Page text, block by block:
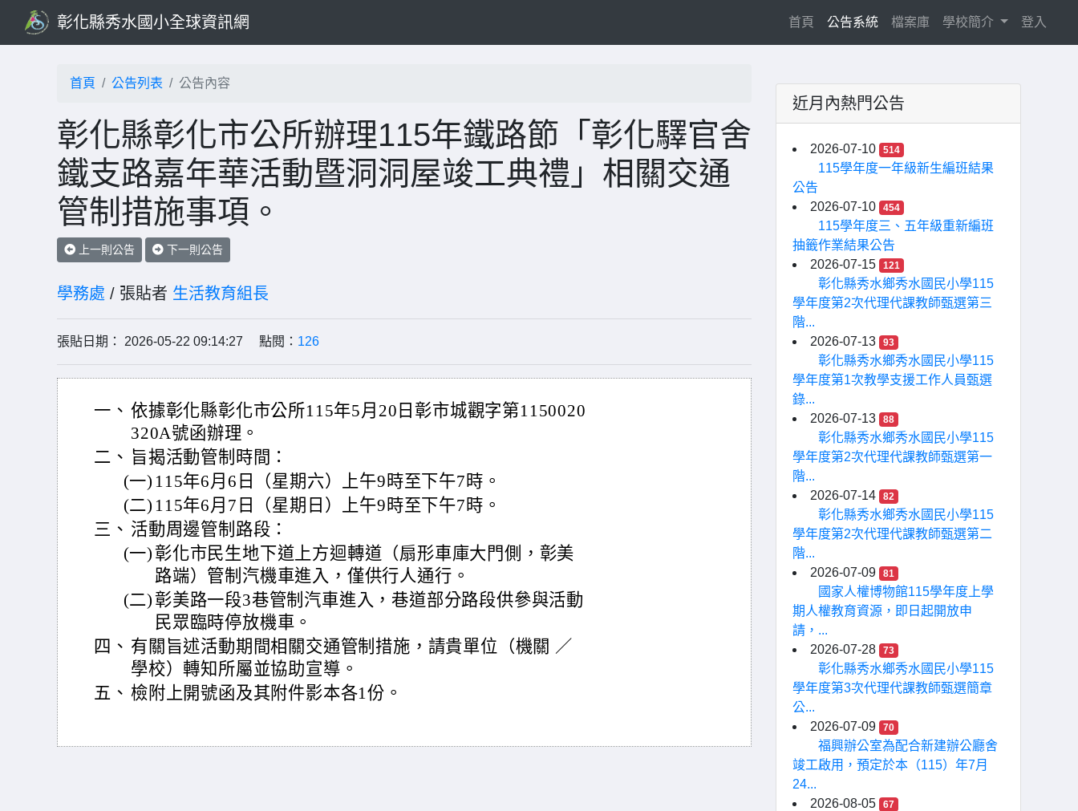
彰化縣秀水國小全球資訊網 首頁 (current)
公告系統 檔案庫 學校簡介 登入
首頁 公告列表 公告內容
彰化縣彰化市公所辦理115年鐵路節「彰化驛官舍
鐵支路嘉年華活動暨洞洞屋竣工典禮」相關交通
管制措施事項。
上一則公告 下一則公告
學務處 / 張貼者 生活教育組長
張貼日期： 2026-05-22 09:14:27 點閱： 126
一、 依據彰化縣彰化市公所115年5月20日彰市城觀字第1150020
320A號函辦理。
二、 旨揭活動管制時間：
(一) 115年6月6日（星期六）上午9時至下午7時。
(二) 115年6月7日（星期日）上午9時至下午7時。
三、 活動周邊管制路段：
(一)彰化市民生地下道上方迴轉道（扇形車庫大門側，彰美
路端）管制汽機車進入，僅供行人通行。
(二)彰美路一段3巷管制汽車進入，巷道部分路段供參與活動
民眾臨時停放機車。
四、 有關旨述活動期間相關交通管制措施，請貴單位（機關 ／
學校）轉知所屬並協助宣導。
五、 檢附上開號函及其附件影本各1份。
近月內熱門公告
2026-07-10 514
115學年度一年級新生編班結果
公告
2026-07-10
454
115學年度三、五年級重新編班
抽籤作業結果公告
2026-07-15
121
彰化縣秀水鄉秀水國民小學115
學年度第2次代理代課教師甄選第三
階...
2026-07-13
93
彰化縣秀水鄉秀水國民小學115
學年度第1次教學支援工作人員甄選
錄...
2026-07-13
88
彰化縣秀水鄉秀水國民小學115
學年度第2次代理代課教師甄選第一
階...
2026-07-14
82
彰化縣秀水鄉秀水國民小學115
學年度第2次代理代課教師甄選第二
階...
2026-07-09
81
國家人權博物館115學年度上學
期人權教育資源，即日起開放申
請，...
2026-07-28
73
彰化縣秀水鄉秀水國民小學115
學年度第3次代理代課教師甄選簡章
公...
2026-07-09
70
福興辦公室為配合新建辦公廳舍
竣工啟用，預定於本（115）年7月
24...
2026-08-05
67